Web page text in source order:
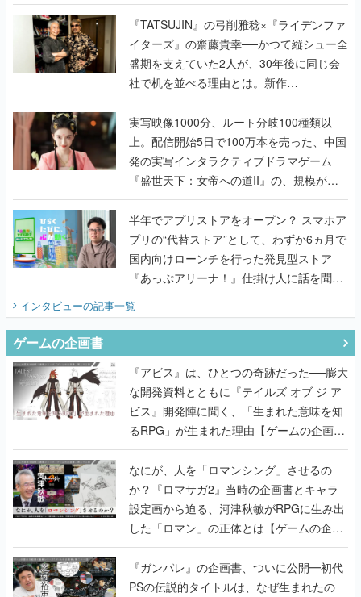
で作り込まれた理由を両ディレクターに聞
く
『TATSUJIN』の弓削雅稔×『ライデンファ
イターズ』の齋藤貴幸──かつて縦シュー全
盛期を支えていた2人が、30年後に同じ会
社で机を並べる理由とは。新作
『TATSUJIN EXTREME』で初タッグを組
んだレジェンド2人に訊く開発秘話
実写映像1000分、ルート分岐100種類以
上。配信開始5日で100万本を売った、中国
発の実写インタラクティブドラマゲーム
『盛世天下：女帝への道II』の、規模が違
うこだわりをプロデューサーに聞いた
半年でアプリストアをオープン？ スマホア
プリの“代替ストア”として、わずか6ヵ月で
国内向けローンチを行った発見型ストア
『あっぷアリーナ！』仕掛け人に話を聞い
てみた
インタビューの記事一覧
ゲームの企画書
『アビス』は、ひとつの奇跡だった──膨大
な開発資料とともに『テイルズ オブ ジ ア
ビス』開発陣に聞く、「生まれた意味を知
るRPG」が生まれた理由【ゲームの企画
書】
なにが、人を「ロマンシング」させるの
か？『ロマサガ2』当時の企画書とキャラ
設定画から迫る、河津秋敏がRPGに生み出
した「ロマン」の正体とは【ゲームの企画
書】
『ガンパレ』の企画書、ついに公開━初代
PSの伝説的タイトルは、なぜ生まれたの